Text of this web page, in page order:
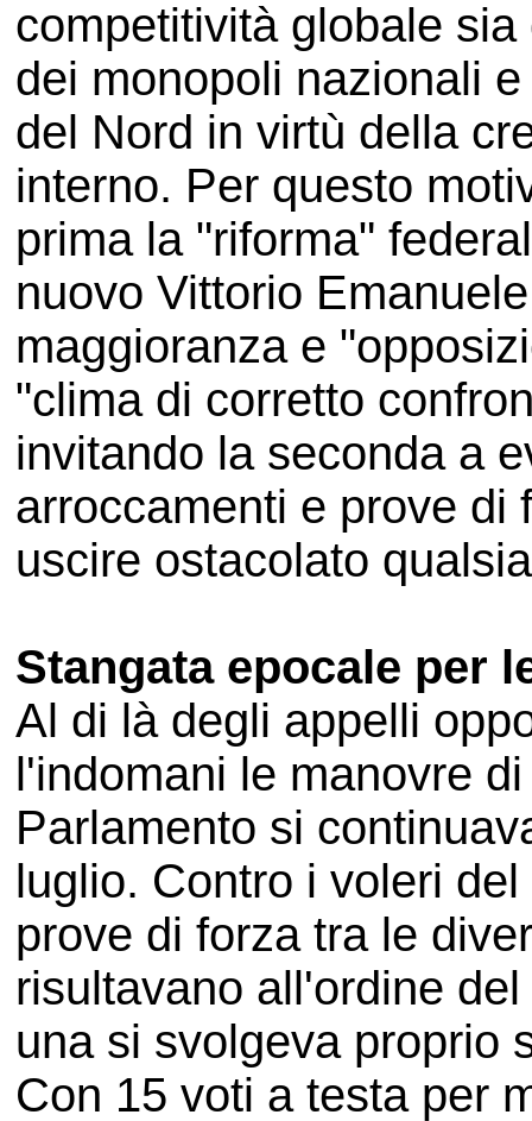
competitività globale
dei monopoli nazionali
del Nord in virtù della
interno. Per questo
prima la "riforma"
nuovo Vittorio
maggioranza e
"clima di corretto
invitando la seconda a
arroccamenti e prove di
uscire ostacolato
Stangata epocale per
Al di là degli appelli
l'indomani le manovre
Parlamento si
luglio. Contro i voleri
prove di forza tra le
risultavano all'ordine
una si svolgeva proprio
Con 15 voti a testa per